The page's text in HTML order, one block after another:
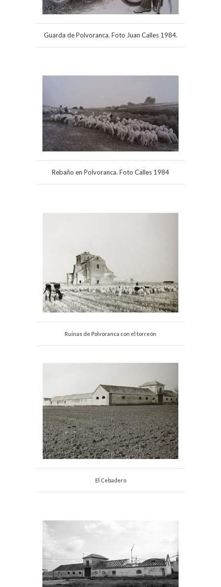
Guarda de Polvoranca. Foto Juan Calles 1984.
Rebaño en Polvoranca. Foto Calles 1984
Ruinas de Polvoranca con el torreón
El Cebadero